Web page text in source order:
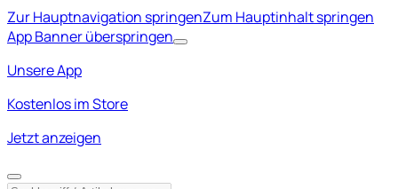
Zur Hauptnavigation springenZum Hauptinhalt springen
App Banner überspringen
Unsere App
Kostenlos im Store
Jetzt anzeigen